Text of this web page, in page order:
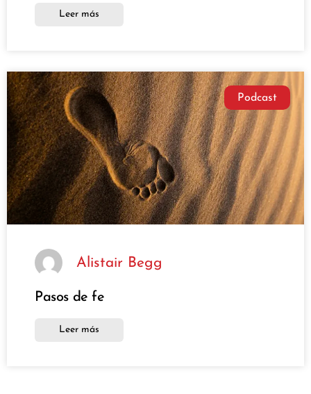
Leer más
Podcast
Alistair Begg
Pasos de fe
Leer más